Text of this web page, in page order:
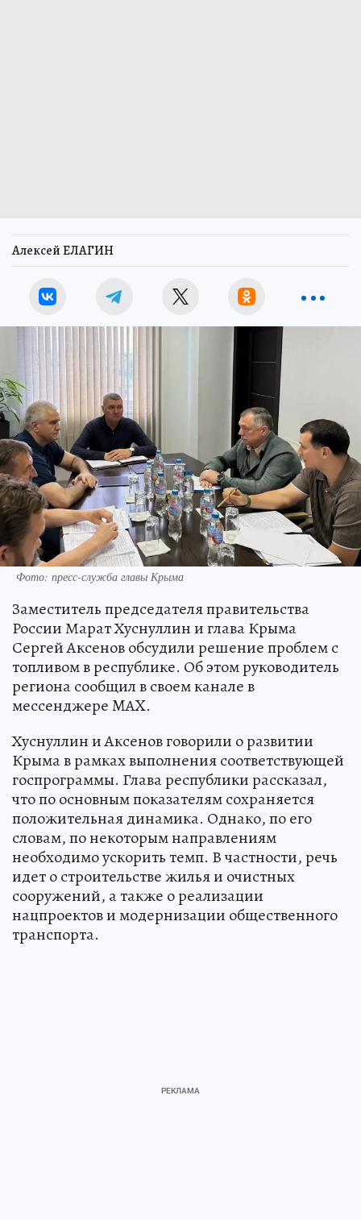
Алексей ЕЛАГИН
Фото: пресс-служба главы Крыма
Заместитель председателя правительства
России Марат Хуснуллин и глава Крыма
Сергей Аксенов обсудили решение проблем с
топливом в республике. Об этом руководитель
региона сообщил в своем канале в
мессенджере MAX.
Хуснуллин и Аксенов говорили о развитии
Крыма в рамках выполнения соответствующей
госпрограммы. Глава республики рассказал,
что по основным показателям сохраняется
положительная динамика. Однако, по его
словам, по некоторым направлениям
необходимо ускорить темп. В частности, речь
идет о строительстве жилья и очистных
сооружений, а также о реализации
нацпроектов и модернизации общественного
транспорта.